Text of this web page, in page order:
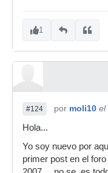
1
#124 por moli10 el
Hola...
Yo soy nuevo por
primer post en el